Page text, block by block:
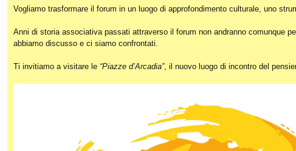
Vogliamo trasformare il forum in un luogo di approfondimento culturale, uno
Anni di storia associativa passati attraverso il forum non andranno comunque
abbiamo discusso e ci siamo confrontati.
Ti invitiamo a visitare le “Piazze d’Arcadia”, il nuovo luogo di incontro del